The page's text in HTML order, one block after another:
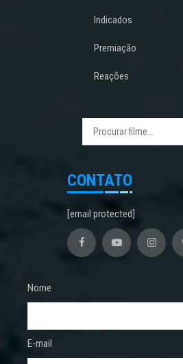
Indicados
Premiação
Reações
CONTATO
[email protected]
Nome
E-mail